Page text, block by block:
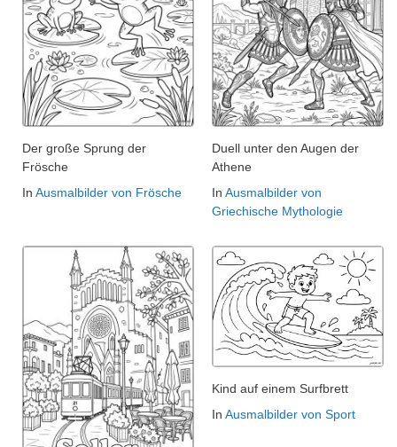
Der große Sprung der
Frösche
In Ausmalbilder von Frösche
Duell unter den Augen der
Athene
In Ausmalbilder von
Griechische Mythologie
Kind auf einem Surfbrett
In Ausmalbilder von Sport